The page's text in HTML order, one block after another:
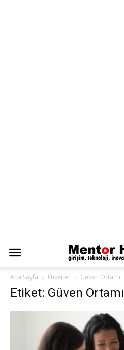
Ana Sayfa Etiketler Güven Ortamı
Etiket: Güven Ortamı